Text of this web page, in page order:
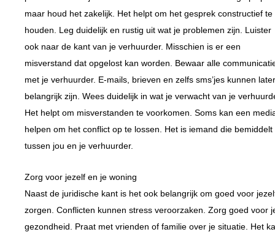
maar houd het zakelijk. Het helpt om het gesprek constructief te
houden. Leg duidelijk en rustig uit wat je problemen zijn. Luister
ook naar de kant van je verhuurder. Misschien is er een
misverstand dat opgelost kan worden. Bewaar alle
met je verhuurder. E-mails, brieven en zelfs sms’jes kunnen later
belangrijk zijn. Wees duidelijk in wat je verwacht van je
Het helpt om misverstanden te voorkomen. Soms kan een
helpen om het conflict op te lossen. Het is iemand die bemiddelt
tussen jou en je verhuurder.
Zorg voor jezelf en je woning
Naast de juridische kant is het ook belangrijk om goed voor
zorgen. Conflicten kunnen stress veroorzaken. Zorg goed voor
gezondheid. Praat met vrienden of familie over je situatie. Het